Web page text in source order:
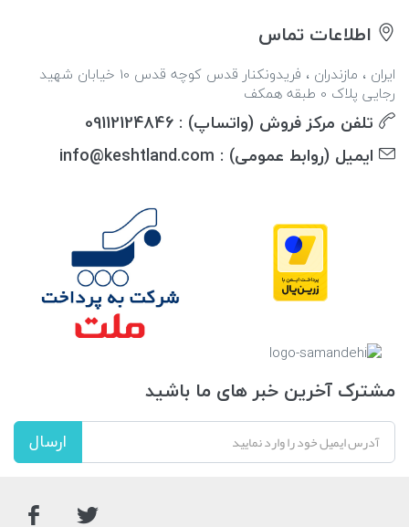
اطلاعات تماس
ایران ، مازندران ، فریدونکنار قدس کوچه قدس 10 خیابان شهید
رجایی پلاک 0 طبقه همکف
تلفن مرکز فروش (واتساپ) : 09112124846
ایمیل (روابط عمومی) : info@keshtland.com
مشترک آخرین خبر های ما باشید
ارسال